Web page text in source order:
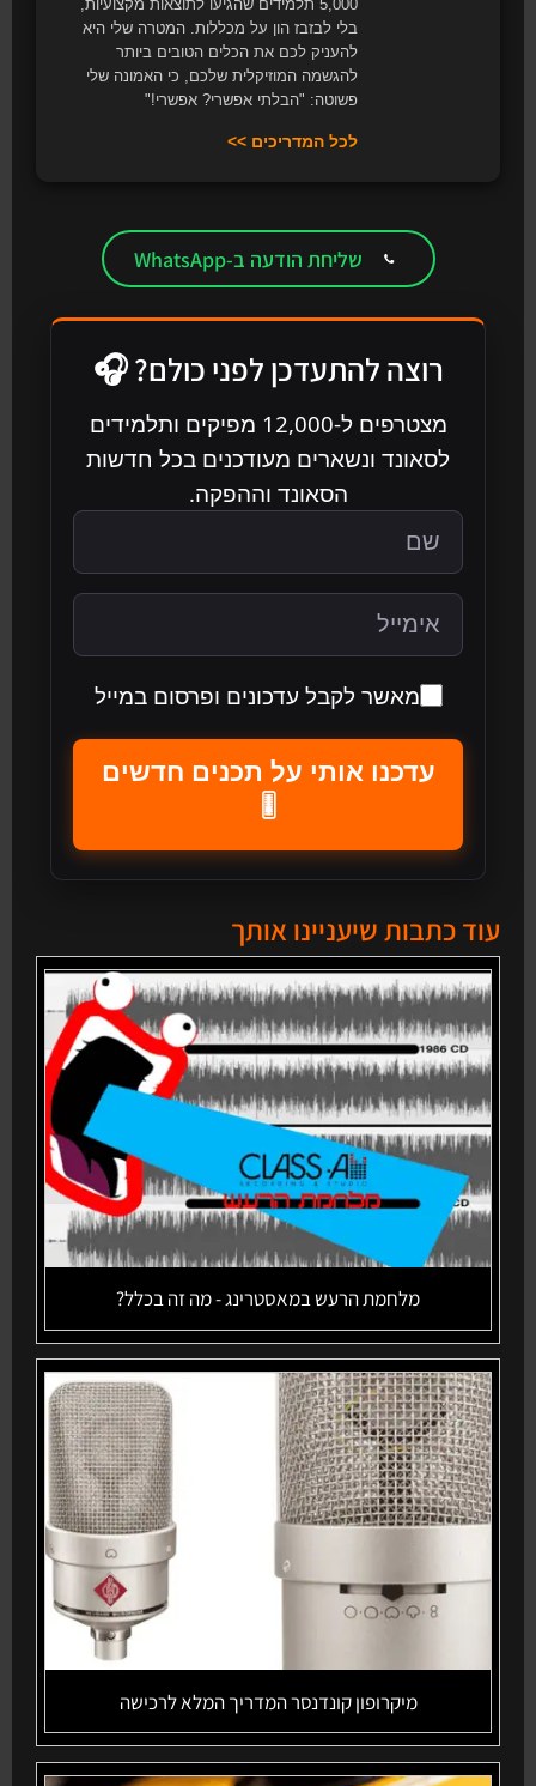
5,000 תלמידים שהגיעו לתוצאות מקצועיות,
בלי לבזבז הון על מכללות. המטרה שלי היא
להעניק לכם את הכלים הטובים ביותר
להגשמה המוזיקלית שלכם, כי האמונה שלי
פשוטה: "הבלתי אפשרי? אפשרי!"
לכל המדריכים >>
שליחת הודעה ב-WhatsApp
רוצה להתעדכן לפני כולם? 🎧
מצטרפים ל-12,000 מפיקים ותלמידים
לסאונד ונשארים מעודכנים בכל חדשות
הסאונד וההפקה.
מאשר לקבל עדכונים ופרסום במייל
עדכנו אותי על תכנים חדשים
🎚️
עוד כתבות שיעניינו אותך
מלחמת הרעש במאסטרינג - מה זה בכלל?
מיקרופון קונדנסר המדריך המלא לרכישה